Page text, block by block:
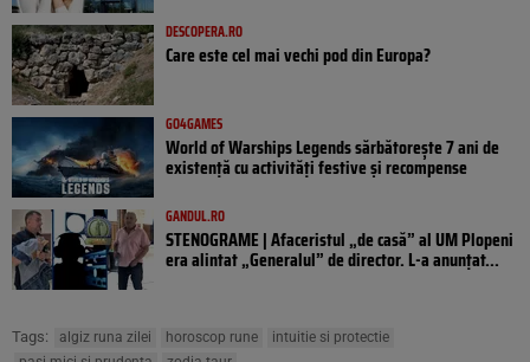
DESCOPERA.RO
Care este cel mai vechi pod din Europa?
GO4GAMES
World of Warships Legends sărbătorește 7 ani de
existență cu activități festive și recompense
GANDUL.RO
STENOGRAME | Afaceristul „de casă” al UM Plopeni
era alintat „Generalul” de director. L-a anunțat...
Tags: algiz runa zilei horoscop rune
intuitie si protectie